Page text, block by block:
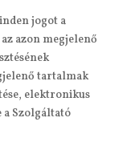
jogot a
azon megjelenő
tartalmak
elektronikus
a Szolgáltató